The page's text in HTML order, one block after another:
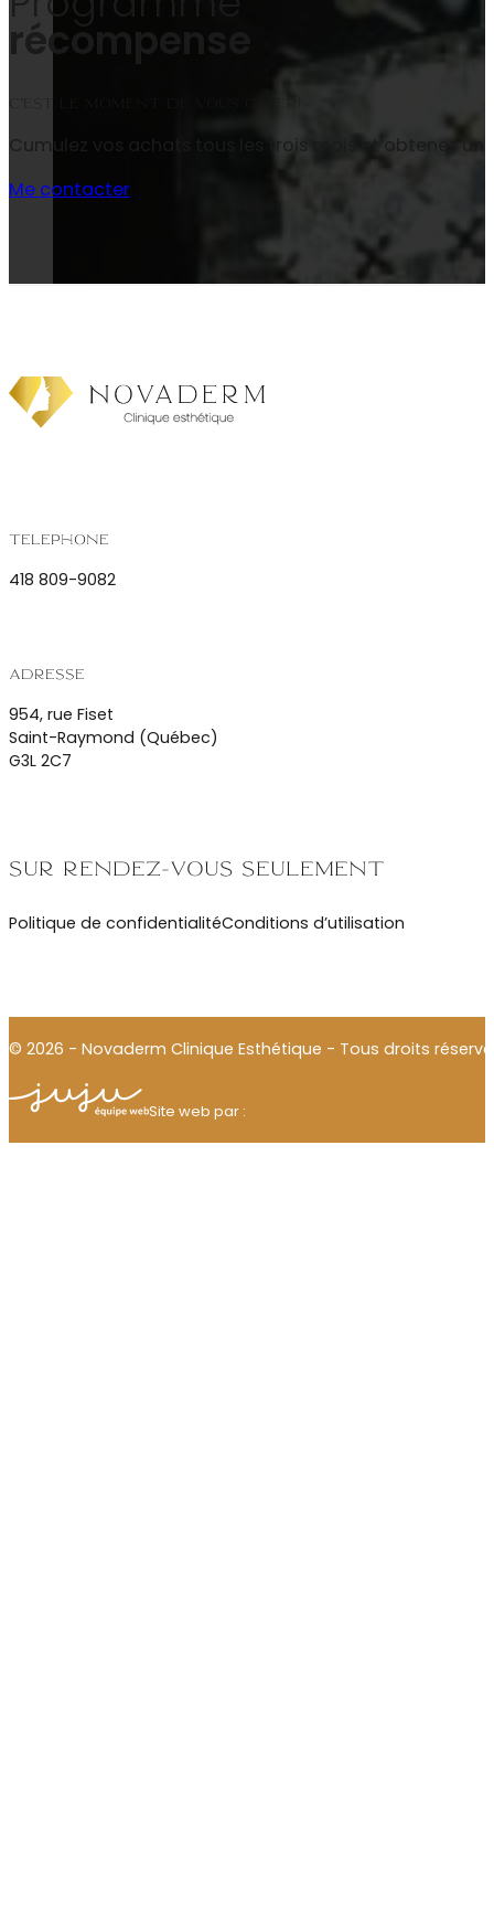
récompense
C’est le moment de vous gâter!
Cumulez vos achats tous les trois mois et obtenez
Me contacter
Sur rendez-vous seulement
Politique de confidentialitéConditions d’utilisation
Téléphone
418 809-9082
Adresse
954, rue Fiset
Saint-Raymond (Québec)
G3L 2C7
© 2026 - Novaderm Clinique Esthétique - Tous droits
Site web par :